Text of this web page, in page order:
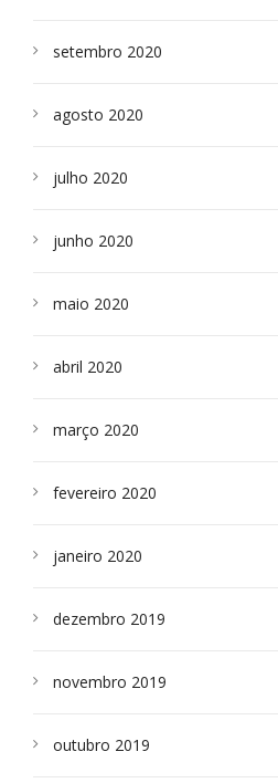
setembro 2020
agosto 2020
julho 2020
junho 2020
maio 2020
abril 2020
março 2020
fevereiro 2020
janeiro 2020
dezembro 2019
novembro 2019
outubro 2019